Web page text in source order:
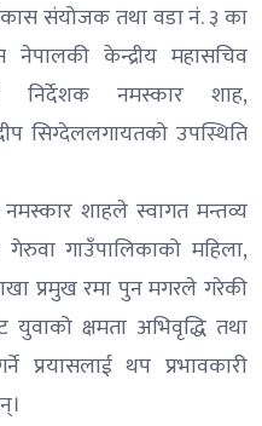
संयोजक तथा वडा नं. ३ का
नेपालकी केन्द्रीय महासचिव
निर्देशक नमस्कार शाह,
सिग्देललगायतको उपस्थिति
शाहले स्वागत मन्तव्य
गाउँपालिकाको महिला,
प्रमुख रमा पुन मगरले गरेकी
युवाको क्षमता अभिवृद्धि तथा
प्रयासलाई थप प्रभावकारी